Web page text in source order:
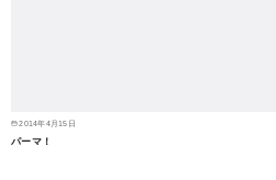
2014年4月15日
パーマ！